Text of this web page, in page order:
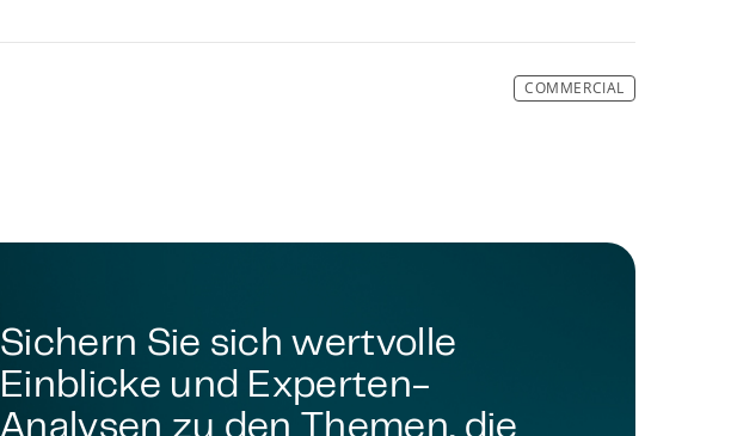
COMMERCIAL
Sichern Sie sich wertvolle
Einblicke und Experten-
Analysen zu den Themen, die